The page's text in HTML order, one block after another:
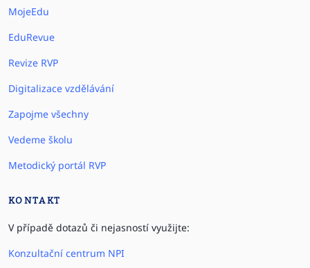
MojeEdu
EduRevue
Revize RVP
Digitalizace vzdělávání
Zapojme všechny
Vedeme školu
Metodický portál RVP
KONTAKT
V případě dotazů či nejasností využijte:
Konzultační centrum NPI